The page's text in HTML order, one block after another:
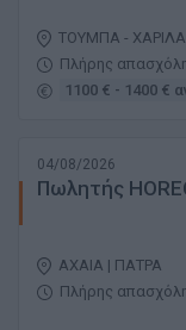
ΤΟΥΜΠΑ -
Πλήρης
1100 € - 1400 €
04/08/2026
Πωλητής
ΑΧΑΙΑ | ΠΑΤΡΑ
Πλήρης